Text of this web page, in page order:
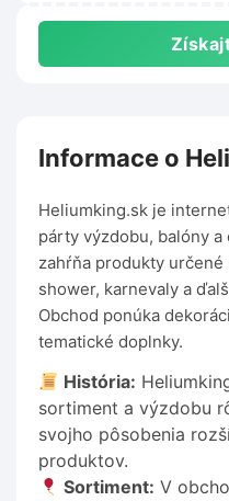
Informace o
Heliumking.sk je
párty výzdobu, balóny
zahŕňa produkty určené
shower, karnevaly a
Obchod ponúka
tematické doplnky.
História:
sortiment a výzdobu
svojho pôsobenia
produktov.
Sortiment: V